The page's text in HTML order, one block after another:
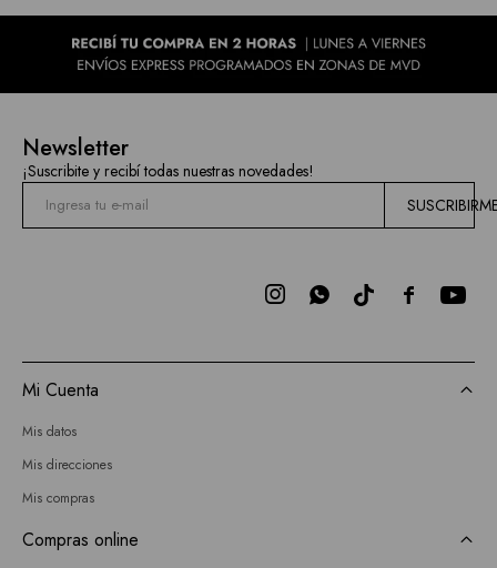
Newsletter
¡Suscribite y recibí todas nuestras novedades!

 
Mi Cuenta
Mis datos
Mis direcciones
Mis compras
Compras online